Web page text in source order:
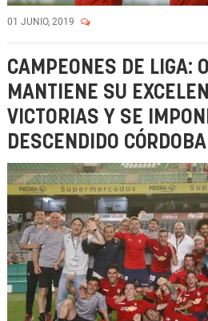
01 JUNIO, 2019
CAMPEONES DE LIGA:
MANTIENE SU
VICTORIAS Y SE
DESCENDIDO CÓRDOBA